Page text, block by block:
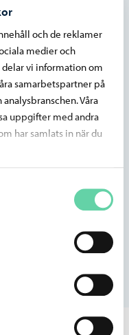
och de reklamer
medier och
delar vi information om
samarbetspartner på
Våra
uppgifter med andra
har samlats in när du